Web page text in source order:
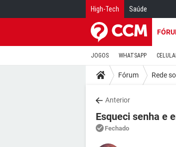
High-Tech Saúde
JOGOS WHATSAPP
Fórum Rede
Anterior
Esqueci senha e
Fechado